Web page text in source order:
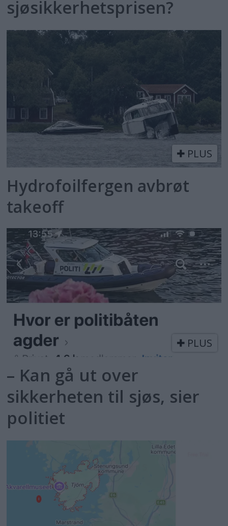
sjøsikkerhetsprisen?
PLUS
Hydrofoilfergen avbrøt
takeoff
PLUS
– Kan gå ut over
sikkerheten til sjøs, sier
politiet